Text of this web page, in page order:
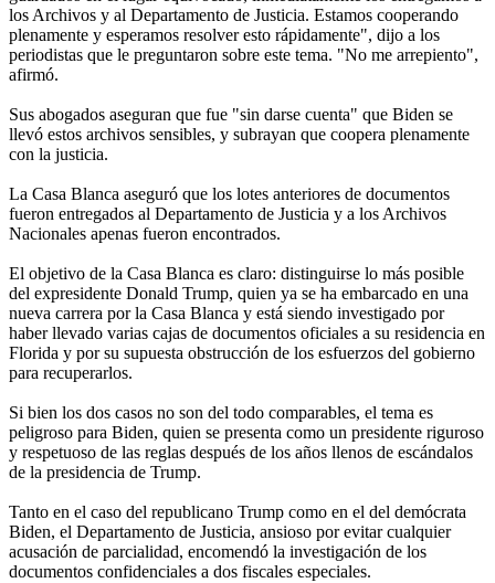
los Archivos y al Departamento de Justicia. Estamos cooperando
plenamente y esperamos resolver esto rápidamente", dijo a los
periodistas que le preguntaron sobre este tema. "No me arrepiento",
afirmó.
Sus abogados aseguran que fue "sin darse cuenta" que Biden se
llevó estos archivos sensibles, y subrayan que coopera plenamente
con la justicia.
La Casa Blanca aseguró que los lotes anteriores de documentos
fueron entregados al Departamento de Justicia y a los Archivos
Nacionales apenas fueron encontrados.
El objetivo de la Casa Blanca es claro: distinguirse lo más posible
del expresidente Donald Trump, quien ya se ha embarcado en una
nueva carrera por la Casa Blanca y está siendo investigado por
haber llevado varias cajas de documentos oficiales a su residencia en
Florida y por su supuesta obstrucción de los esfuerzos del gobierno
para recuperarlos.
Si bien los dos casos no son del todo comparables, el tema es
peligroso para Biden, quien se presenta como un presidente riguroso
y respetuoso de las reglas después de los años llenos de escándalos
de la presidencia de Trump.
Tanto en el caso del republicano Trump como en el del demócrata
Biden, el Departamento de Justicia, ansioso por evitar cualquier
acusación de parcialidad, encomendó la investigación de los
documentos confidenciales a dos fiscales especiales.